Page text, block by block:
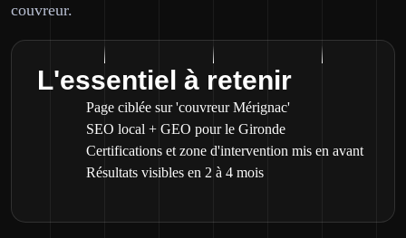
couvreur.
L'essentiel à retenir
Page ciblée sur 'couvreur Mérignac'
SEO local + GEO pour le Gironde
Certifications et zone d'intervention mis en avant
Résultats visibles en 2 à 4 mois